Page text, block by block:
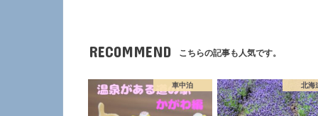
RECOMMEND こちらの記事も人気です。
車中泊 北海